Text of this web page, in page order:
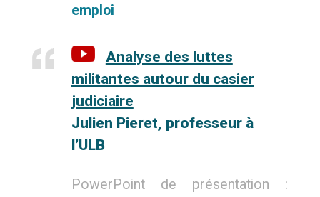
emploi
Analyse des luttes
militantes autour du casier
judiciaire
Julien Pieret, professeur à
l’ULB
PowerPoint de présentation :